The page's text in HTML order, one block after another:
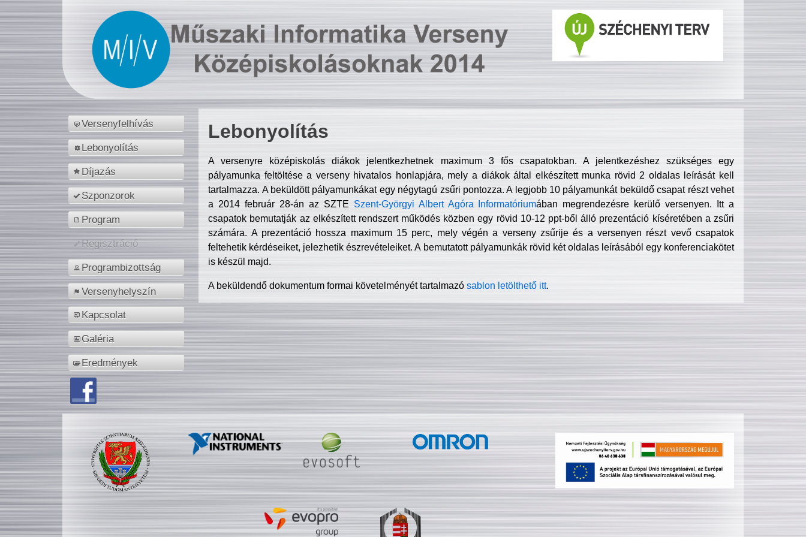
Versenyfelhívás
Lebonyolítás
Díjazás
Szponzorok
Program
Regisztráció
Programbizottság
Versenyhelyszín
Kapcsolat
Galéria
Eredmények
Lebonyolítás
A versenyre középiskolás diákok jelentkezhetnek maximum 3 fős csapatokban. A jelentkezéshez szükséges egy
pályamunka feltöltése a verseny hivatalos honlapjára, mely a diákok által elkészített munka rövid 2 oldalas leírását kell
tartalmazza. A beküldött pályamunkákat egy négytagú zsűri pontozza. A legjobb 10 pályamunkát beküldő csapat részt vehet
a 2014 február 28-án az SZTE Szent-Györgyi Albert Agóra Informatóriumában megrendezésre kerülő versenyen. Itt a
csapatok bemutatják az elkészített rendszert működés közben egy rövid 10-12 ppt-ből álló prezentáció kíséretében a zsűri
számára. A prezentáció hossza maximum 15 perc, mely végén a verseny zsűrije és a versenyen részt vevő csapatok
feltehetik kérdéseiket, jelezhetik észrevételeiket. A bemutatott pályamunkák rövid két oldalas leírásából egy konferenciakötet
is készül majd.
A beküldendő dokumentum formai követelményét tartalmazósablon letölthető itt.